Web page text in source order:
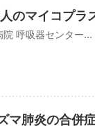
のマイコプ
呼吸器センター...
マ肺炎の合